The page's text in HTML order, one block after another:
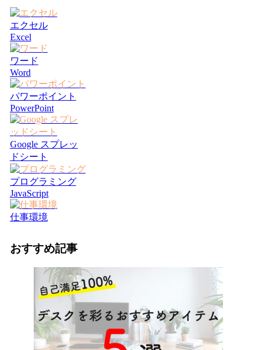
エクセル
Excel
ワード
Word
パワーポイント
PowerPoint
Google スプレッ
ドシート
プログラミング
JavaScript
仕事環境
おすすめ記事